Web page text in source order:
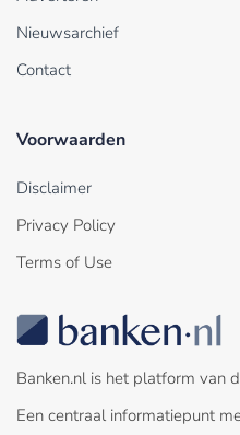
Nieuwsarchief
Contact
Voorwaarden
Disclaimer
Privacy Policy
Terms of Use
Banken.nl is het platform van
Een centraal informatiepunt